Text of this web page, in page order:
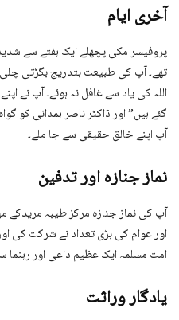
آخری ایام
پروفیسر مکی پچھلے ایک ہفتے سے
تھے۔ آپ کی طبیعت بتدریج بگڑتی
اللہ کی یاد سے غافل نہ ہوئے۔ آپ نے
گئے ہیں” اور ڈاکٹر ناصر ہمدانی کو
آپ اپنے خالق حقیقی سے جا ملے۔
نماز جنازہ اور تدفین
آپ کی نماز جنازہ مرکز طیبہ مریدکے
اور عوام کی بڑی تعداد نے شرکت کی
امت مسلمہ ایک عظیم داعی اور رہنما
یادگار وراثت